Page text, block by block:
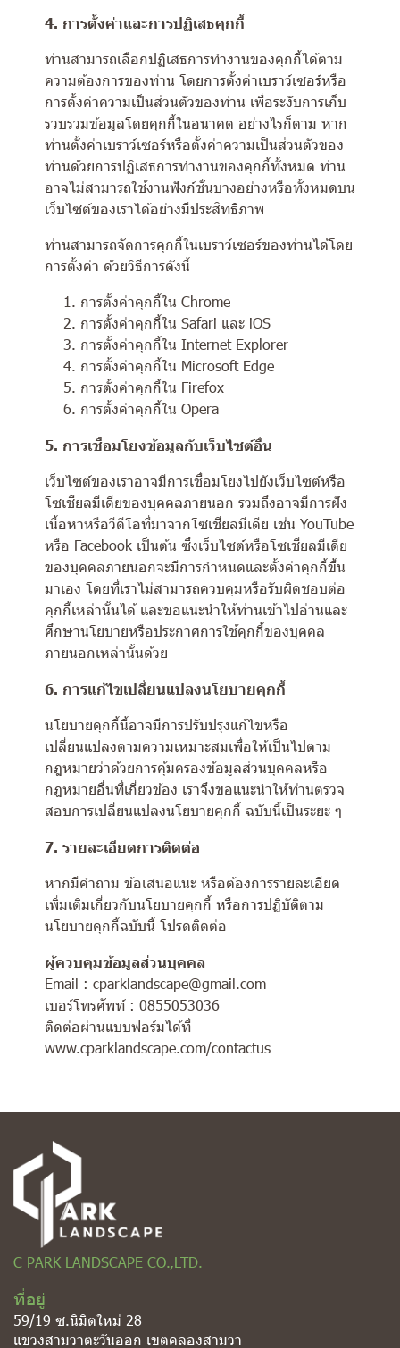
4. การตั้งค่าและการปฏิเสธคุกกี้
ท่านสามารถเลือกปฏิเสธการทำงานของคุกกี้ได้ตาม
ความต้องการของท่าน โดยการตั้งค่าเบราว์เซอร์หรือ
การตั้งค่าความเป็นส่วนตัวของท่าน เพื่อระงับการเก็บ
รวบรวมข้อมูลโดยคุกกี้ในอนาคต อย่างไรก็ตาม หาก
ท่านตั้งค่าเบราว์เซอร์หรือตั้งค่าความเป็นส่วนตัวของ
ท่านด้วยการปฏิเสธการทำงานของคุกกี้ทั้งหมด ท่าน
อาจไม่สามารถใช้งานฟังก์ชั่นบางอย่างหรือทั้งหมดบน
เว็บไซต์ของเราได้อย่างมีประสิทธิภาพ
ท่านสามารถจัดการคุกกี้ในเบราว์เซอร์ของท่านได้โดย
การตั้งค่า ด้วยวิธีการดังนี้
การตั้งค่าคุกกี้ใน Chrome
การตั้งค่าคุกกี้ใน Safari และ iOS
การตั้งค่าคุกกี้ใน Internet Explorer
การตั้งค่าคุกกี้ใน Microsoft Edge
การตั้งค่าคุกกี้ใน Firefox
การตั้งค่าคุกกี้ใน Opera
5. การเชื่อมโยงข้อมูลกับเว็บไซต์อื่น
เว็บไซต์ของเราอาจมีการเชื่อมโยงไปยังเว็บไซต์หรือ
โซเชียลมีเดียของบุคคลภายนอก รวมถึงอาจมีการฝัง
เนื้อหาหรือวีดีโอที่มาจากโซเชียลมีเดีย เช่น YouTube
หรือ Facebook เป็นต้น ซึ่งเว็บไซต์หรือโซเชียลมีเดีย
ของบุคคลภายนอกจะมีการกำหนดและตั้งค่าคุกกี้ขึ้น
มาเอง โดยที่เราไม่สามารถควบคุมหรือรับผิดชอบต่อ
คุกกี้เหล่านั้นได้ และขอแนะนำให้ท่านเข้าไปอ่านและ
ศึกษานโยบายหรือประกาศการใช้คุกกี้ของบุคคล
ภายนอกเหล่านั้นด้วย
6. การแก้ไขเปลี่ยนแปลงนโยบายคุกกี้
นโยบายคุกกี้นี้อาจมีการปรับปรุงแก้ไขหรือ
เปลี่ยนแปลงตามความเหมาะสมเพื่อให้เป็นไปตาม
กฎหมายว่าด้วยการคุ้มครองข้อมูลส่วนบุคคลหรือ
กฎหมายอื่นที่เกี่ยวข้อง เราจึงขอแนะนำให้ท่านตรวจ
สอบการเปลี่ยนแปลงนโยบายคุกกี้ ฉบับนี้เป็นระยะ ๆ
7. รายละเอียดการติดต่อ
หากมีคำถาม ข้อเสนอแนะ หรือต้องการรายละเอียด
เพิ่มเติมเกี่ยวกับนโยบายคุกกี้ หรือการปฏิบัติตาม
นโยบายคุกกี้ฉบับนี้ โปรดติดต่อ
ผู้ควบคุมข้อมูลส่วนบุคคล
Email : cparklandscape@gmail.com
เบอร์โทรศัพท์ : 0855053036
ติดต่อผ่านแบบฟอร์มได้ที่
www.cparklandscape.com/contactus
C PARK LANDSCAPE CO.,LTD.
ที่อยู่
59/19 ซ.นิมิตใหม่ 28
แขวงสามวาตะวันออก เขตคลองสามวา